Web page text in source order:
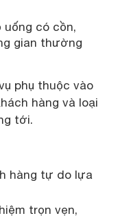
uống có cồn,
gian thường
phụ thuộc vào
hàng và loại
tới.
hàng tự do lựa
trọn vẹn,